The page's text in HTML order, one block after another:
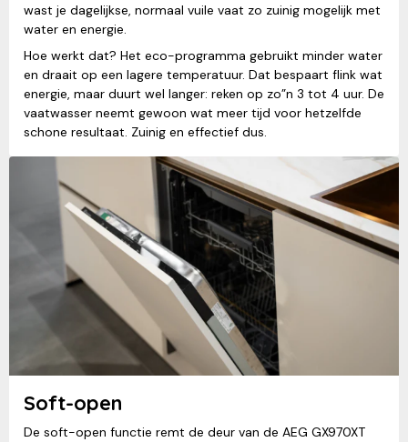
wast je dagelijkse, normaal vuile vaat zo zuinig mogelijk met
water en energie.
Hoe werkt dat? Het eco-programma gebruikt minder water
en draait op een lagere temperatuur. Dat bespaart flink wat
energie, maar duurt wel langer: reken op zo”n 3 tot 4 uur. De
vaatwasser neemt gewoon wat meer tijd voor hetzelfde
schone resultaat. Zuinig en effectief dus.
Soft-open
De soft-open functie remt de deur van de AEG GX970XT